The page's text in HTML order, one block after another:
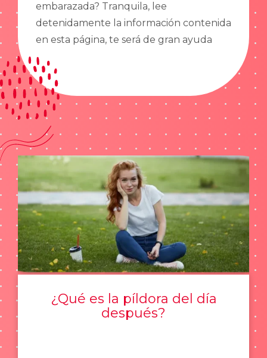
embarazada? Tranquila, lee
detenidamente la información contenida
en esta página, te será de gran ayuda
¿Qué es la píldora del día
después?